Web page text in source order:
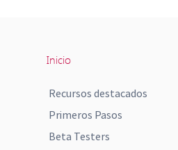
Inicio
Recursos destacados
Primeros Pasos
Beta Testers